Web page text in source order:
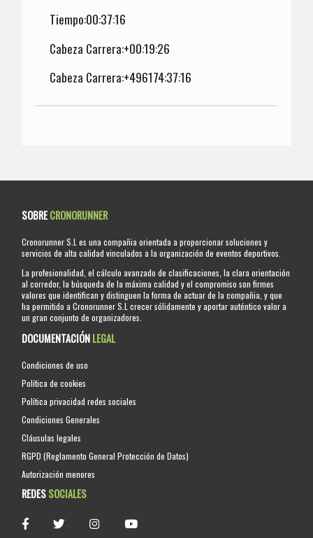
Tiempo:00:37:16
Cabeza Carrera:+00:19:26
Cabeza Carrera:+496174:37:16
SOBRECRONORUNNER
Cronorunner S.L es una compañia orientada a proporcionar soluciones y
servicios de alta calidad vinculados a la organización de eventos deportivos.
La profesionalidad, el cálculo avanzado de clasificaciones, la clara orientación
al corredor, la búsqueda de la máxima calidad y el compromiso son firmes
valores que identifican y distinguen la forma de actuar de la compañia, y que
ha permitido a Cronorunner S.L crecer sólidamente y aportar auténtico valor a
un gran conjunto de organizadores.
DOCUMENTACIÓNLEGAL
Condiciones de uso
Política de cookies
Política privacidad redes sociales
Condiciones Generales
Cláusulas legales
RGPD (Reglamento General Protección de Datos)
Autorización menores
REDESSOCIALES